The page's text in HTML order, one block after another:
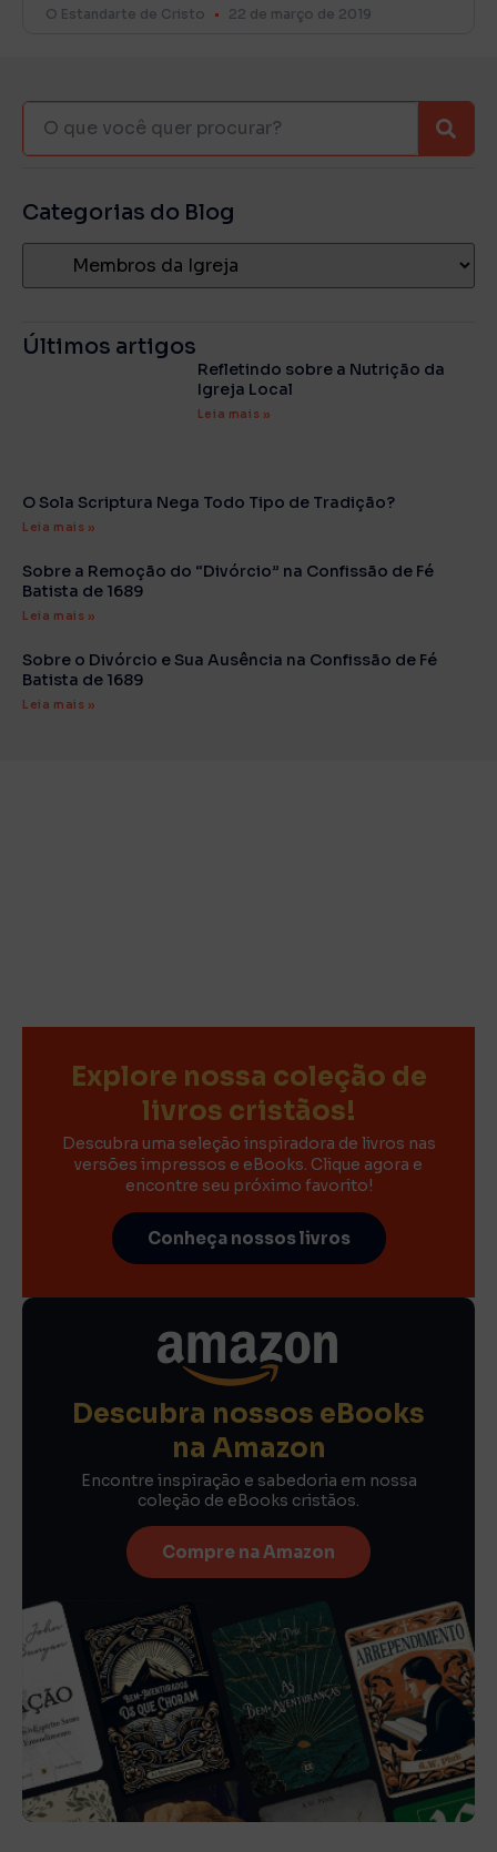
O Estandarte de Cristo 22 de março de 2019
Categorias do Blog
Últimos artigos
Refletindo sobre a Nutrição da
Igreja Local
Leia mais »
O Sola Scriptura Nega Todo Tipo de Tradição?
Leia mais »
Sobre a Remoção do “Divórcio” na Confissão de Fé
Batista de 1689
Leia mais »
Sobre o Divórcio e Sua Ausência na Confissão de Fé
Batista de 1689
Leia mais »
Explore nossa coleção de
livros cristãos!
Descubra uma seleção inspiradora de livros nas
versões impressos e eBooks. Clique agora e
encontre seu próximo favorito!
Conheça nossos livros
Descubra nossos eBooks
na Amazon
Encontre inspiração e sabedoria em nossa
coleção de eBooks cristãos.
Compre na Amazon